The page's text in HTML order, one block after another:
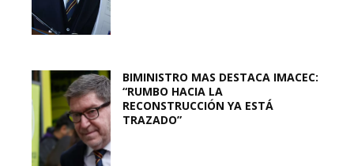
BIMINISTRO MAS DESTACA IMACEC:
“RUMBO HACIA LA
RECONSTRUCCIÓN YA ESTÁ
TRAZADO”